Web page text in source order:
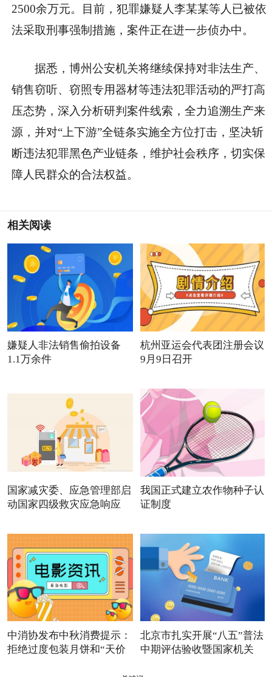
2500余万元。目前，犯罪嫌疑人李某某等人已被依
法采取刑事强制措施，案件正在进一步侦办中。
据悉，博州公安机关将继续保持对非法生产、
销售窃听、窃照专用器材等违法犯罪活动的严打高
压态势，深入分析研判案件线索，全力追溯生产来
源，并对“上下游”全链条实施全方位打击，坚决斩
断违法犯罪黑色产业链条，维护社会秩序，切实保
障人民群众的合法权益。
相关阅读
嫌疑人非法销售偷拍设备
1.1万余件
杭州亚运会代表团注册会议
9月9日召开
国家减灾委、应急管理部启
动国家四级救灾应急响应
我国正式建立农作物种子认
证制度
中消协发布中秋消费提示：
拒绝过度包装月饼和“天价
北京市扎实开展“八五”普法
中期评估验收暨国家机关